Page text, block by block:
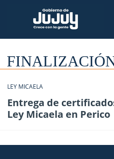
LEY MICAELA
Entrega de
Ley Micaela en Perico